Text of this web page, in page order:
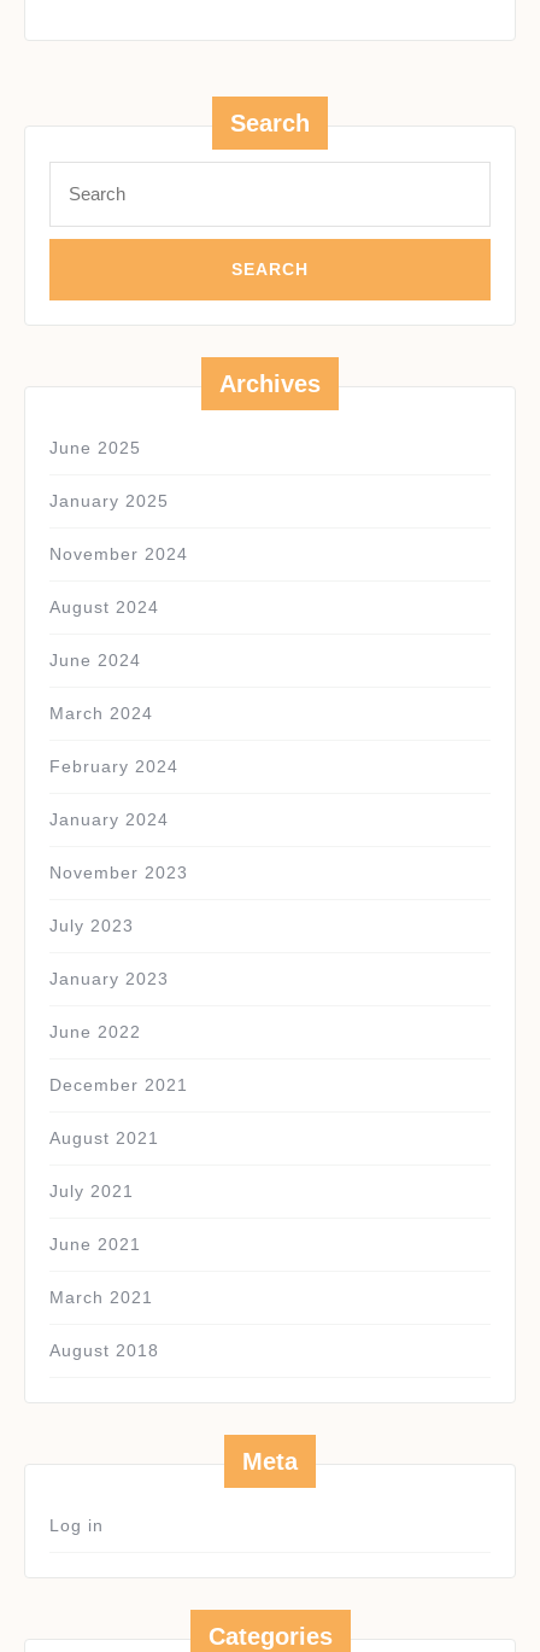
Search
for:
Archives
June 2025
January 2025
November 2024
August 2024
June 2024
March 2024
February 2024
January 2024
November 2023
July 2023
January 2023
June 2022
December 2021
August 2021
July 2021
June 2021
March 2021
August 2018
Meta
Log in
Categories